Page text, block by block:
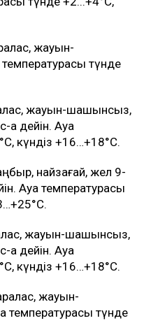
жауын-
түнде
жауын-шашынсыз,
дейін. Ауа
күндіз +16…+18°C.
найзағай, жел 9-
Ауа температурасы
жауын-шашынсыз,
дейін. Ауа
күндіз +16…+18°C.
жауын-
түнде